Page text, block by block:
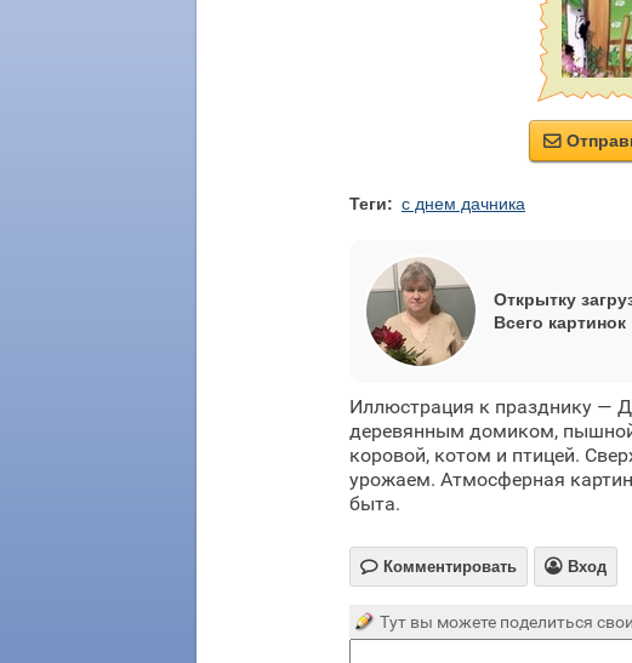

Теги: с днем дачника
Открытку
Всего картинок
Иллюстрация к празднику —
деревянным домиком,
коровой, котом и птицей.
урожаем. Атмосферная
быта.
 Комментировать  Вход
Тут вы можете поделиться